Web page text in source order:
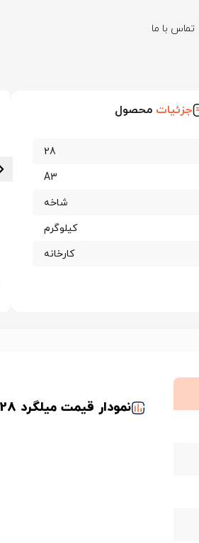
تماس با ما
جزئیات محصول
28
A3
شاخه
کیلوگرم
کارخانه
نمودار قیمت میلگرد 28 جهان فولاد سیرجان